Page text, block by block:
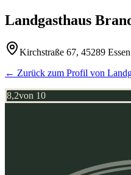
Landgasthaus
Kirchstraße 67, 45289 Essen
← Zurück zum Profil von
8,2von 10